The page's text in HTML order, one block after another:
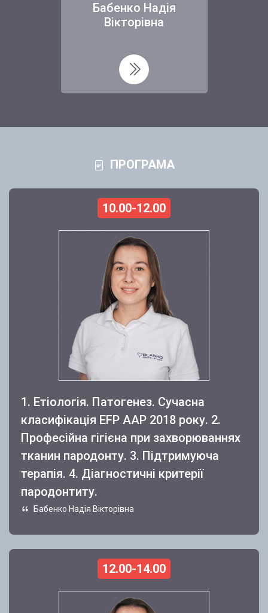
Бабенко Надія
Вікторівна
ПРОГРАМА
10.00-12.00
1. Етіологія. Патогенез. Сучасна
класифікація EFP AAP 2018 року. 2.
Професійна гігієна при захворюваннях
тканин пародонту. 3. Підтримуюча
терапія. 4. Діагностичні критерії
пародонтиту.
Бабенко Надія Вікторівна
12.00-14.00